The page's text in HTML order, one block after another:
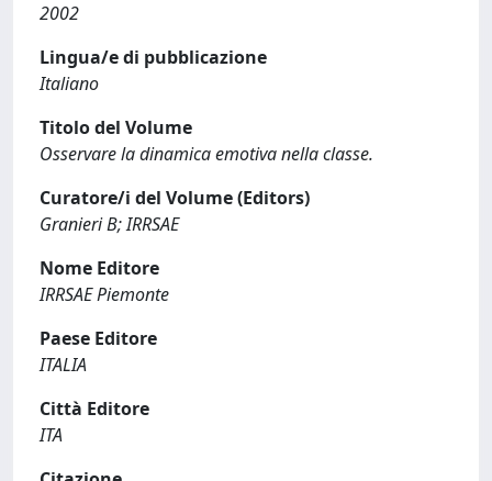
2002
Lingua/e di pubblicazione
Italiano
Titolo del Volume
Osservare la dinamica emotiva nella classe.
Curatore/i del Volume (Editors)
Granieri B; IRRSAE
Nome Editore
IRRSAE Piemonte
Paese Editore
ITALIA
Città Editore
ITA